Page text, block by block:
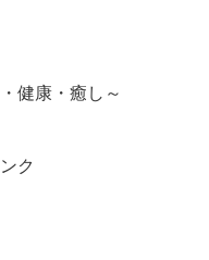
健康・癒し～
ク